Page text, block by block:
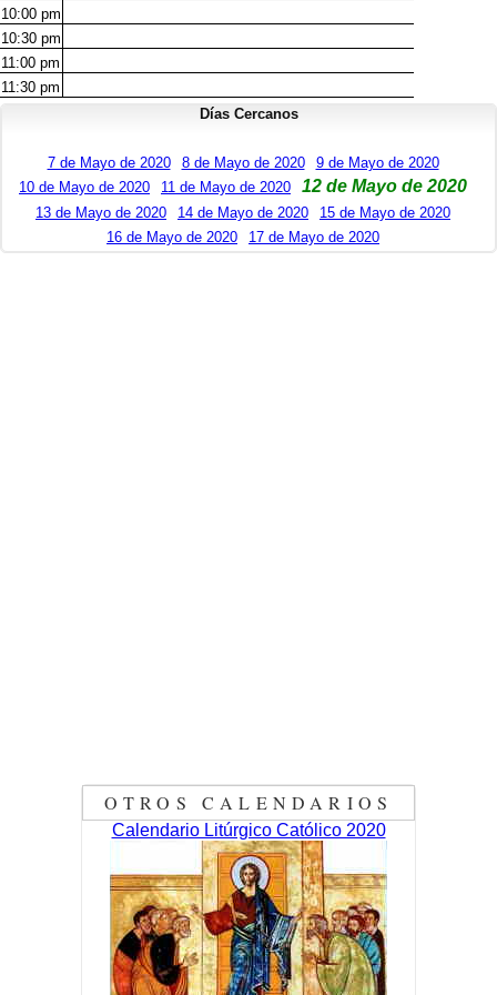
10:00 pm
10:30 pm
11:00 pm
11:30 pm
Días Cercanos
7 de Mayo de 2020 8 de Mayo de 2020
9 de Mayo de 2020
10 de Mayo de 2020
11 de Mayo de 2020 12 de Mayo de 2020
13 de Mayo de 2020 14 de Mayo de 2020
15 de Mayo de 2020
16 de Mayo de 2020
17 de Mayo de 2020
OTROS CALENDARIOS
Calendario Litúrgico Católico 2020